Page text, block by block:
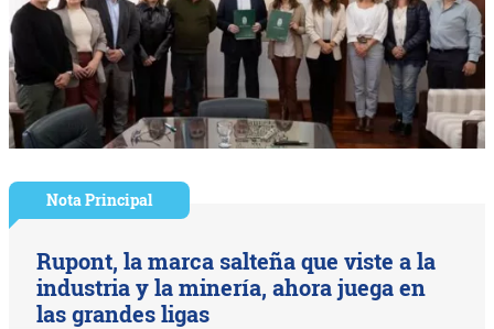
Nota Principal
Rupont, la marca salteña que viste a la
industria y la minería, ahora juega en
las grandes ligas